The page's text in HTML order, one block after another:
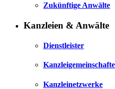
Zukünftige Anwälte
Kanzleien & Anwälte
Dienstleister
Kanzleinetzwerke